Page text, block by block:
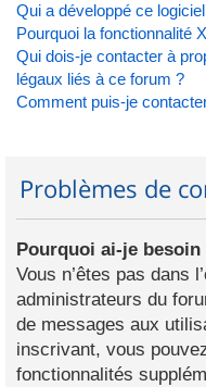
Qui a développé ce
Pourquoi la fonctionnalité
Qui dois-je contacter à
légaux liés à ce forum ?
Comment puis-je
Problèmes de
Pourquoi ai-je
Vous n’êtes pas dans
administrateurs du
de messages aux
inscrivant, vous
fonctionnalités